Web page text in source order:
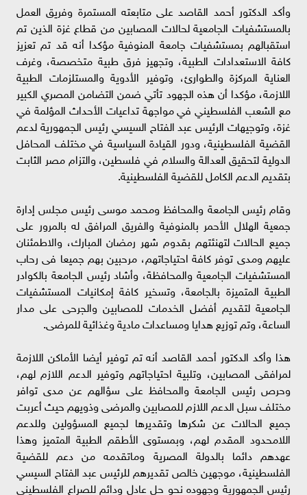
وأكد الدكتور أحمد القاصد على متابعته المستمرة وفريق العمل
بالمستشفيات الجامعية لحالات المصابين من قطاع غزة الذين تم
استقبالهم بمستشفيات جامعة المنوفية مؤكدا أنه قد تم تعزيز
كافة الاستعدادات الطبية، وتجهيز فرق طبية متخصصة، وغرف
العناية المركزة والطوارئ، وتوفير الأدوية والمستلزمات الطبية
اللازمة، مؤكدا أن هذه الجهود تأتي ضمن التضامن المصري الكبير
مع الشعب الفلسطيني في مواجهة تداعيات الأحداث المؤلمة في
غزة، وتوجيهات الرئيس عبد الفتاح السيسي رئيس الجمهورية لدعم
القضية الفلسطينية، ودور القيادة السياسية في مختلف المحافل
الدولية لتحقيق العدالة والسلام في فلسطين، والتزام مصر الثابت
بتقديم الدعم الكامل للقضية الفلسطينية.
وقام رئيس الجامعة والمحافظ ومحمد موسى رئيس مجلس إدارة
جمعية الهلال الأحمر بالمنوفية والفريق المرافق له بالمرور على
جميع الحالات لتهنئتهم بقدوم شهر رمضان المبارك، والاطمئنان
عليهم ومدى توفر كافة احتياجاتهم، مرحبين بهم جميعا فى رحاب
المستشفيات الجامعية والمحافظة، وأشاد رئيس الجامعة بالكوادر
الطبية المتميزة بالجامعة، وتسخير كافة إمكانيات المستشفيات
الجامعية لتقديم أفضل الخدمات للمصابين والجرحى على مدار
الساعة، وتم توزيع هدايا ومساعدات مادية وغذائية للمرضى.
هذا وأكد الدكتور أحمد القاصد أنه تم توفير أيضا الأماكن اللازمة
لمرافقى المصابين، وتلبية احتياجاتهم وتوفير الدعم اللازم لهم،
وحرص رئيس الجامعة والمحافظ على سؤالهم عن مدى توافر
مختلف سبل الدعم اللازم للمصابين والمرضى وذويهم حيث أعربت
جميع الحالات عن شكرها وتقديرها لجميع المسؤولين وللدعم
اللامحدود المقدم لهم، وبمستوى الأطقم الطبية المتميز وهذا
عهدهم دائما بالدولة المصرية وماتقدمه من دعم للقضية
الفلسطينية، موجهين خالص تقديرهم للرئيس عبد الفتاح السيسي
رئيس الجمهورية وجهوده نحو حل عادل ودائم للصراع الفلسطيني